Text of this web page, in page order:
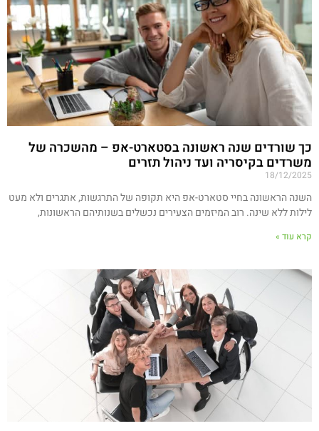
כך שורדים שנה ראשונה בסטארט-אפ – מהשכרה של
משרדים בקיסריה ועד ניהול תזרים
18/12/2025
השנה הראשונה בחיי סטארט-אפ היא תקופה של התרגשות, אתגרים ולא מעט
לילות ללא שינה. רוב המיזמים הצעירים נכשלים בשנותיהם הראשונות,
קרא עוד »